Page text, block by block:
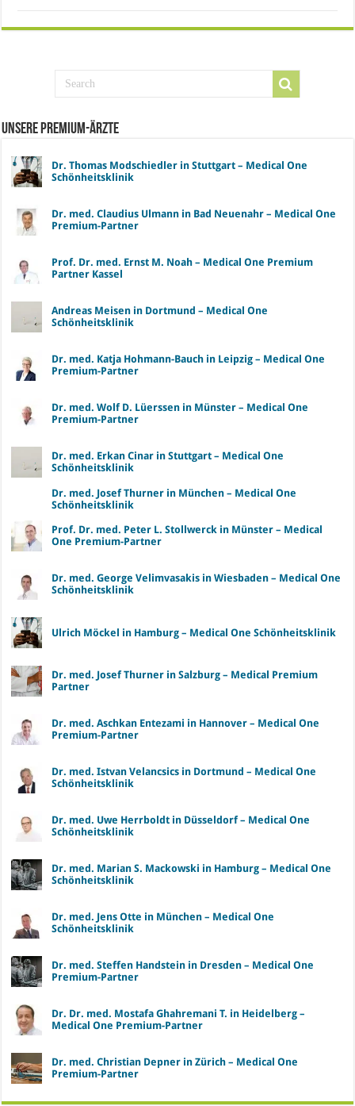
Unsere Premium-Ärzte
Dr. Thomas Modschiedler in Stuttgart – Medical One
Schönheitsklinik
Dr. med. Claudius Ulmann in Bad Neuenahr – Medical One
Premium-Partner
Prof. Dr. med. Ernst M. Noah – Medical One Premium
Partner Kassel
Andreas Meisen in Dortmund – Medical One
Schönheitsklinik
Dr. med. Katja Hohmann-Bauch in Leipzig – Medical One
Premium-Partner
Dr. med. Wolf D. Lüerssen in Münster – Medical One
Premium-Partner
Dr. med. Erkan Cinar in Stuttgart – Medical One
Schönheitsklinik
Dr. med. Josef Thurner in München – Medical One
Schönheitsklinik
Prof. Dr. med. Peter L. Stollwerck in Münster – Medical
One Premium-Partner
Dr. med. George Velimvasakis in Wiesbaden – Medical One
Schönheitsklinik
Ulrich Möckel in Hamburg – Medical One Schönheitsklinik
Dr. med. Josef Thurner in Salzburg – Medical Premium
Partner
Dr. med. Aschkan Entezami in Hannover – Medical One
Premium-Partner
Dr. med. Istvan Velancsics in Dortmund – Medical One
Schönheitsklinik
Dr. med. Uwe Herrboldt in Düsseldorf – Medical One
Schönheitsklinik
Dr. med. Marian S. Mackowski in Hamburg – Medical One
Schönheitsklinik
Dr. med. Jens Otte in München – Medical One
Schönheitsklinik
Dr. med. Steffen Handstein in Dresden – Medical One
Premium-Partner
Dr. Dr. med. Mostafa Ghahremani T. in Heidelberg –
Medical One Premium-Partner
Dr. med. Christian Depner in Zürich – Medical One
Premium-Partner